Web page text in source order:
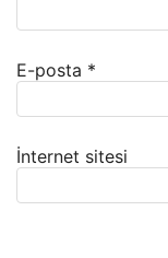
E-posta *
İnternet sitesi